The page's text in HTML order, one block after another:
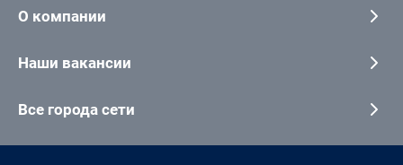
О компании
Наши вакансии
Все города сети